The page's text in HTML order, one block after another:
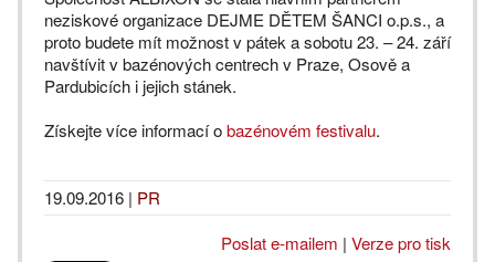
neziskové organizace DEJME DĚTEM ŠANCI o.p.s., a
proto budete mít možnost v pátek a sobotu 23. – 24. září
navštívit v bazénových centrech v Praze, Osově a
Pardubicích i jejich stánek.
Získejte více informací obazénovém festivalu.
19.09.2016 | PR
Poslat e-mailem | Verze pro tisk